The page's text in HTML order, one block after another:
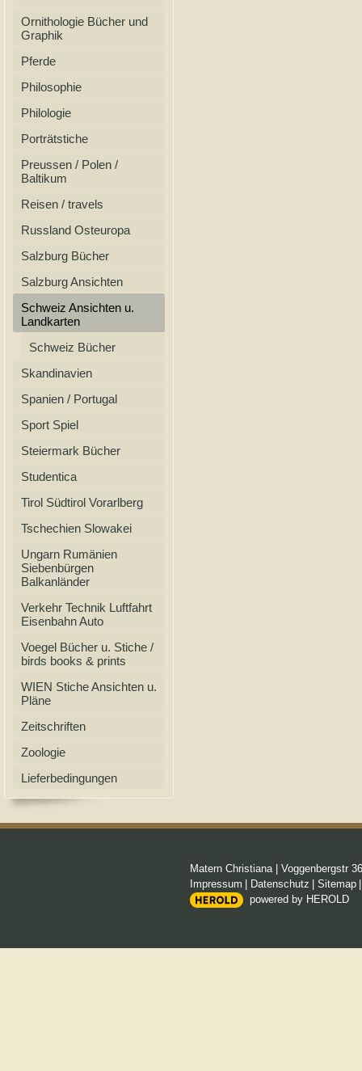
Ornithologie Bücher und
Graphik
Pferde
Philosophie
Philologie
Porträtstiche
Preussen / Polen /
Baltikum
Reisen / travels
Russland Osteuropa
Salzburg Bücher
Salzburg Ansichten
Schweiz Ansichten u.
Landkarten
Schweiz Bücher
Skandinavien
Spanien / Portugal
Sport Spiel
Steiermark Bücher
Studentica
Tirol Südtirol Vorarlberg
Tschechien Slowakei
Ungarn Rumänien
Siebenbürgen
Balkanländer
Verkehr Technik Luftfahrt
Eisenbahn Auto
Voegel Bücher u. Stiche /
birds books & prints
WIEN Stiche Ansichten u.
Pläne
Zeitschriften
Zoologie
Lieferbedingungen
Matern Christiana| Voggenbergstr 36
Impressum
Datenschutz Sitemap
powered by HEROLD